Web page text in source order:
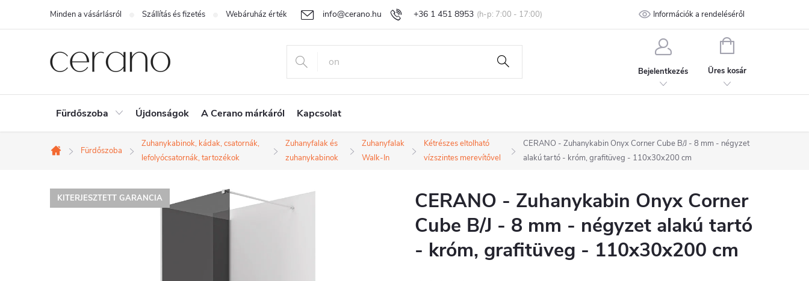
tartalomhoz
+36 1 451 8953
info@cerano.hu
Minden a vásárlásról Szállítás és fizetés Webáruház értékelése Egyedi árazás Áru visszaküldése és reklamáció Általános Szerződési Feltételek Adatvédelmi feltételek
Információk a rendeléséről
Bejelentkezés
KOSÁR
Üres kosár
Fürdőszoba Újdonságok A Cerano márkáról Kapcsolat
Kezdőlap
Fürdőszoba
Zuhanykabinok, kádak, csatornák,
lefolyócsatornák, tartozékok
Zuhanyfalak és
zuhanykabinok
Zuhanyfalak
Walk-In
Kétrészes eltolható
vízszintes merevítővel
CERANO - Zuhanykabin Onyx Corner Cube B/J - 8 mm - négyzet
alakú tartó - króm, grafitüveg - 110x30x200 cm
KITERJESZTETT GARANCIA
CERANO - Zuhanykabin Onyx Corner
Cube B/J - 8 mm - négyzet alakú tartó
- króm, grafitüveg - 110x30x200 cm